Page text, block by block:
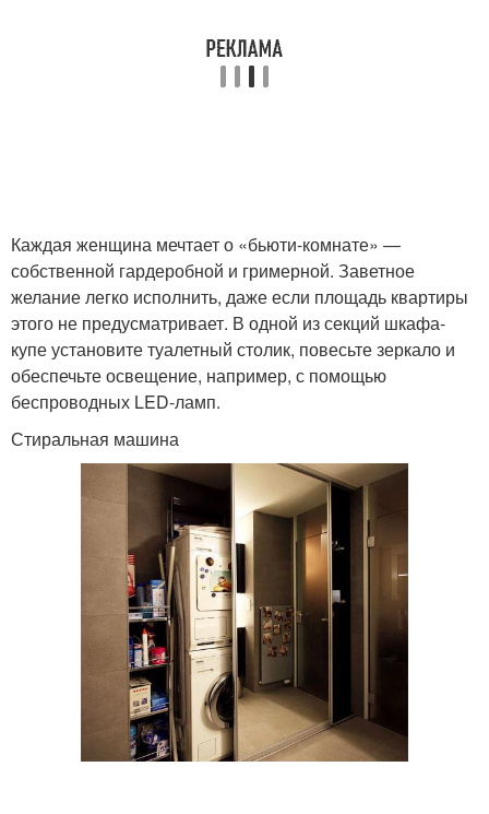
Каждая женщина мечтает о «бьюти-комнате» —
собственной гардеробной и гримерной. Заветное
желание легко исполнить, даже если площадь квартиры
этого не предусматривает. В одной из секций шкафа-
купе установите туалетный столик, повесьте зеркало и
обеспечьте освещение, например, с помощью
беспроводных LED-ламп.
Стиральная машина